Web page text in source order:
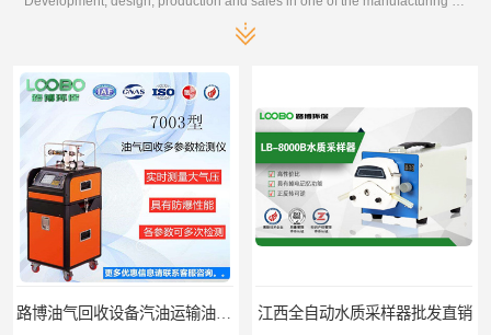
江西全自动水质采样器批发直销